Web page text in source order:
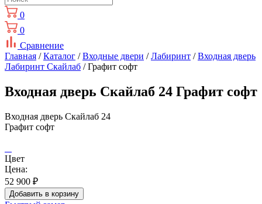
0
0
Сравнение
Главная /Каталог /Входные двери /Лабиринт /Входная дверь
Лабиринт Скайлаб / Графит софт
Входная дверь Скайлаб 24 Графит софт
Входная дверь Скайлаб 24
Графит софт
Цвет
Цена:
52 900 ₽
Добавить в корзину